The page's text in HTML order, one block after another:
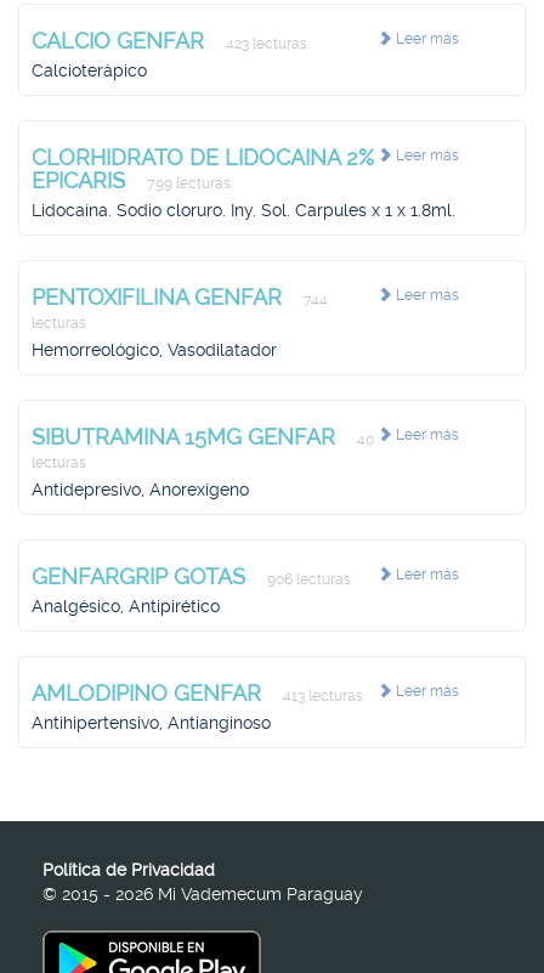
Leer más
CALCIO GENFAR 423 lecturas
Calcioterápico
Leer más
CLORHIDRATO DE LIDOCAINA 2%
EPICARIS
799 lecturas
Lidocaína. Sodio cloruro. Iny. Sol. Carpules x 1 x 1.8ml.
Leer más
PENTOXIFILINA GENFAR
744
lecturas
Hemorreológico, Vasodilatador
Leer más
SIBUTRAMINA 15MG GENFAR
40
lecturas
Antidepresivo, Anorexígeno
Leer más
GENFARGRIP GOTAS 906 lecturas
Analgésico, Antipirético
Leer más
AMLODIPINO GENFAR 413 lecturas
Antihipertensivo, Antianginoso
Política de Privacidad
© 2015 - 2026 Mi Vademecum Paraguay